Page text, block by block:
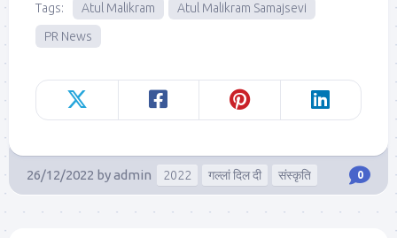
Tags: Atul Malikram
Atul Malikram Samajsevi
PR News
26/12/2022 byadmin 2022 गल्लां दिल दी संस्कृति 0